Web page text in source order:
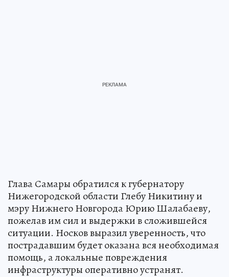
Глава Самары обратился к губернатору
Нижегородской области Глебу Никитину и
мэру Нижнего Новгорода Юрию Шалабаеву,
пожелав им сил и выдержки в сложившейся
ситуации. Носков выразил уверенность, что
пострадавшим будет оказана вся необходимая
помощь, а локальные повреждения
инфраструктуры оперативно устранят.